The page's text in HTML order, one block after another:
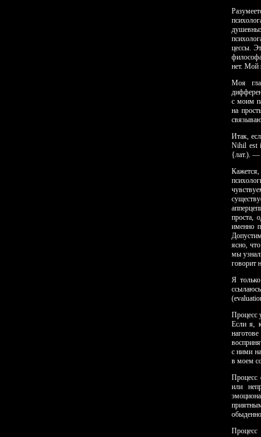
цессы.
нет. Мой
Моя
с моим
на
Итак,
Nihil est
{лат.). —
Кажется,
проста,
именно
ясно,
мы
говорит
Я
Процесс
Если я,
с ними
в моем
Процесс
или
Процесс